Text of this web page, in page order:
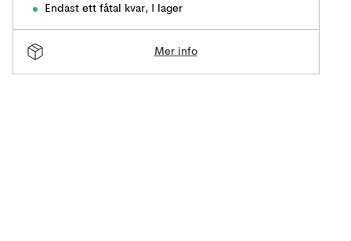
Endast ett fåtal kvar, I lager
Mer info